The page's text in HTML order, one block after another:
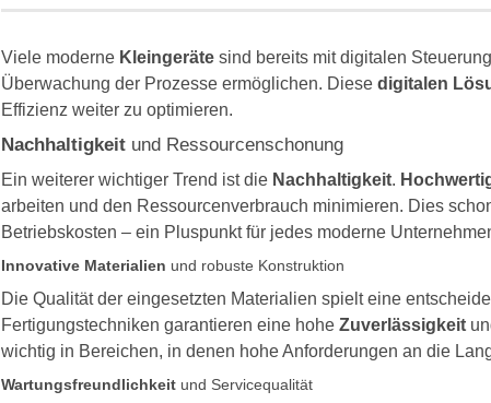
Viele moderne Kleingerätesind bereits mit digitalen
Überwachung der Prozesse ermöglichen. Diese digitalen
Effizienz weiter zu optimieren.
Nachhaltigkeitund Ressourcenschonung
Ein weiterer wichtiger Trend ist die Nachhaltigkeit.
arbeiten und den Ressourcenverbrauch minimieren. Dies
Betriebskosten – ein Pluspunkt für jedes moderne
Innovative Materialien und robuste Konstruktion
Die Qualität der eingesetzten Materialien spielt eine
Fertigungstechniken garantieren eine hohe Zuverlässigkeit
wichtig in Bereichen, in denen hohe Anforderungen an die
Wartungsfreundlichkeitund Servicequalität